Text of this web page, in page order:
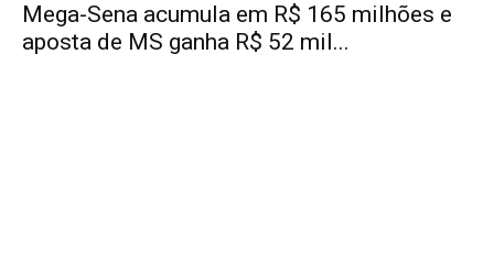
Mega-Sena acumula em R$ 165 milhões e
aposta de MS ganha R$ 52 mil...